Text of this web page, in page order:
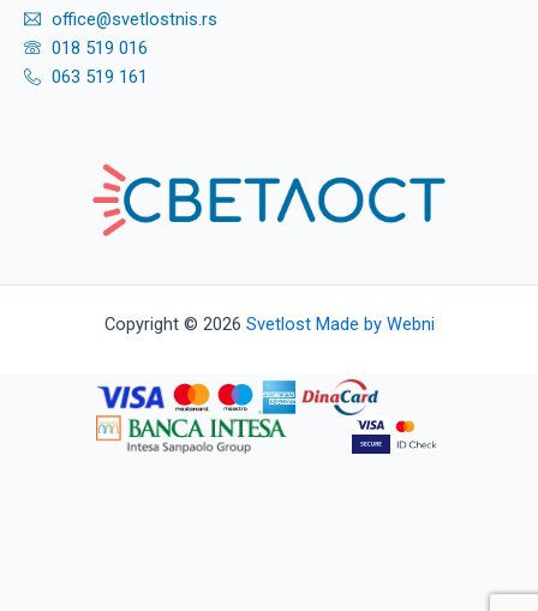
office@svetlostnis.rs
018 519 016
063 519 161
Copyright © 2026 Svetlost Made by Webni